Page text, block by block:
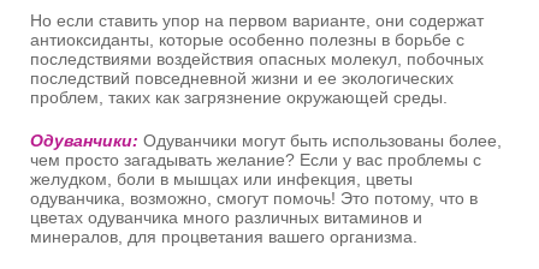
Но если ставить упор на первом варианте, они содержат
антиоксиданты, которые особенно полезны в борьбе с
последствиями воздействия опасных молекул, побочных
последствий повседневной жизни и ее экологических
проблем, таких как загрязнение окружающей среды.
Одуванчики: Одуванчики могут быть использованы более,
чем просто загадывать желание? Если у вас проблемы с
желудком, боли в мышцах или инфекция, цветы
одуванчика, возможно, смогут помочь! Это потому, что в
цветах одуванчика много различных витаминов и
минералов, для процветания вашего организма.